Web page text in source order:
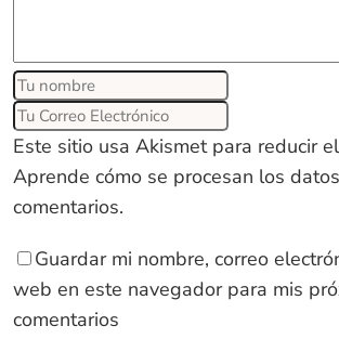
Este sitio usa Akismet para reducir
Aprende cómo se procesan los
comentarios.
Guardar mi nombre, correo
web en este navegador para mis
comentarios